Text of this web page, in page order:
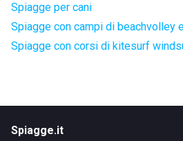
Spiagge per cani
Spiagge con campi di beachvolley
Spiagge con corsi di kitesurf
Spiagge.it